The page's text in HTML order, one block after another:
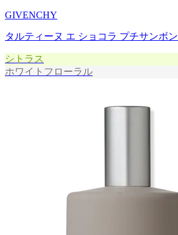
GIVENCHY
タルティーヌ エ ショコラ プチサンボン
シトラス
ホワイトフローラル